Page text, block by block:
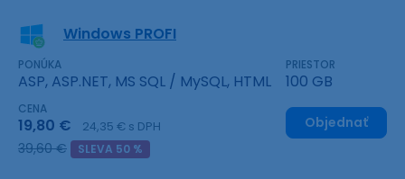
Windows PROFI
PONÚKA
ASP, ASP.NET, MS SQL / MySQL, HTML
PRIESTOR
100 GB
CENA
19,80 € 24,35 € s DPH
39,60 € SLEVA 50 %
Objednať